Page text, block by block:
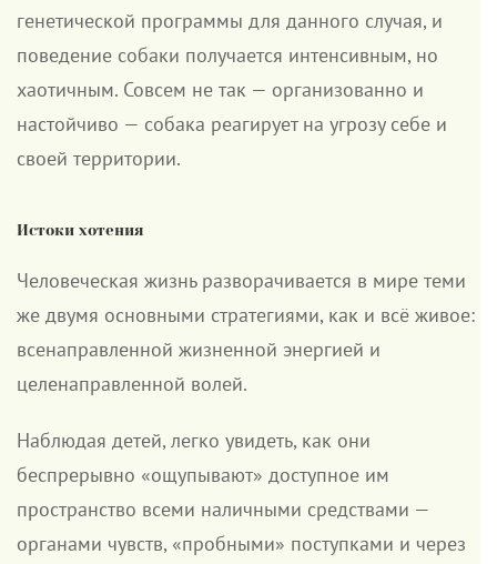
генетической программы для данного случая, и
поведение собаки получается интенсивным, но
хаотичным. Совсем не так — организованно и
настойчиво — собака реагирует на угрозу себе и
своей территории.
Истоки хотения
Человеческая жизнь разворачивается в мире теми
же двумя основными стратегиями, как и всё живое:
всенаправленной жизненной энергией и
целенаправленной волей.
Наблюдая детей, легко увидеть, как они
беспрерывно «ощупывают» доступное им
пространство всеми наличными средствами —
органами чувств, «пробными» поступками и через